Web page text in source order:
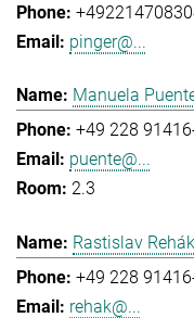
pinger@...
Manuela
+49 228
puente@...
2.3
Rastislav
+49 228
rehak@...